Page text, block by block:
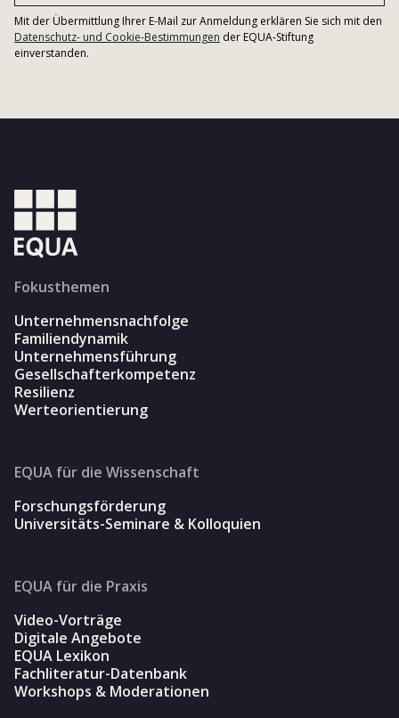
Mit der Übermittlung Ihrer E-Mail zur Anmeldung erklären Sie sich mit den
Datenschutz- und Cookie-Bestimmungen der EQUA-Stiftung
einverstanden.
Fokusthemen
Unternehmensnachfolge
Familiendynamik
Unternehmensführung
Gesellschafterkompetenz
Resilienz
Werteorientierung
EQUA für die Wissenschaft
Forschungsförderung
Universitäts-Seminare & Kolloquien
EQUA für die Praxis
Video-Vorträge
Digitale Angebote
EQUA Lexikon
Fachliteratur-Datenbank
Workshops & Moderationen